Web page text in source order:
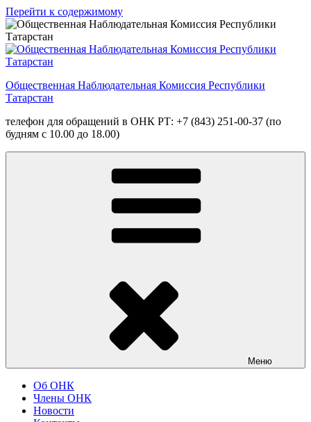
Перейти к содержимому
Общественная Наблюдательная Комиссия Республики
Татарстан
телефон для обращений в ОНК РТ: +7 (843) 251-00-37 (по
будням с 10.00 до 18.00)
Меню
Об ОНК
Члены ОНК
Новости